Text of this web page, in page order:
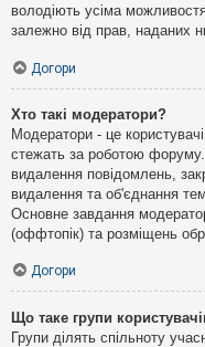
володіють усіма
залежно від прав, наданих
Догори
Хто такі модератори?
Модератори - це
стежать за роботою
видалення повідомлень,
видалення та об'єднання
Основне завдання
(оффтопік) та розміщень
Догори
Що таке групи
Групи ділять спільноту